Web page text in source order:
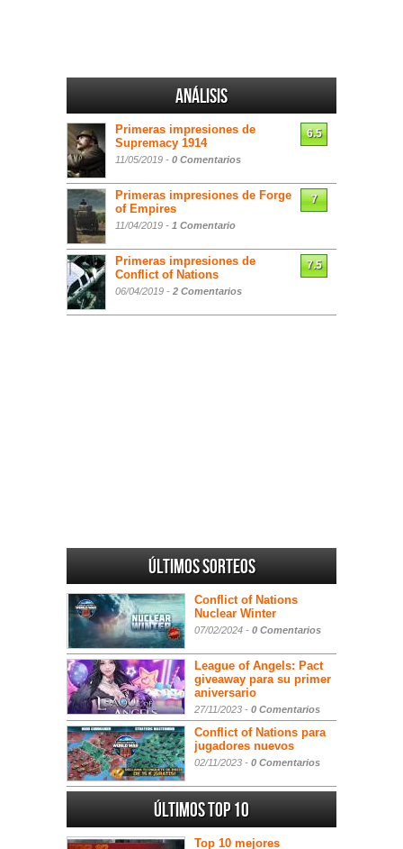
Análisis
Primeras impresiones de
Supremacy 1914
11/05/2019 - 0 Comentarios
6.5
Primeras impresiones de Forge
of Empires
11/04/2019 - 1 Comentario
7
Primeras impresiones de
Conflict of Nations
06/04/2019 - 2 Comentarios
7.5
Últimos sorteos
Conflict of Nations
Nuclear Winter
07/02/2024 - 0 Comentarios
League of Angels: Pact
giveaway para su primer
aniversario
27/11/2023 - 0 Comentarios
Conflict of Nations para
jugadores nuevos
02/11/2023 - 0 Comentarios
Últimos Top 10
Top 10 mejores